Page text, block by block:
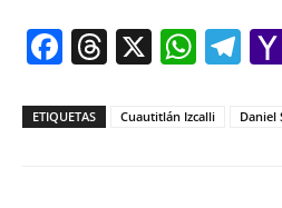
Facebook
Threads
X
ETIQUETAS Cuautitlán Izcalli Daniel